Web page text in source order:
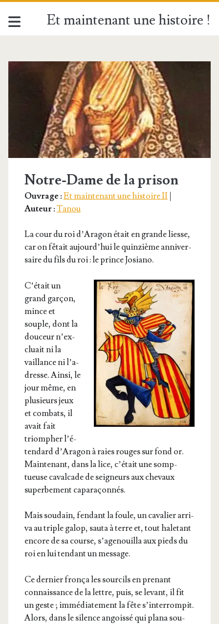
Et maintenant une histoire !
Catégorie :
<span>Tanou</
Notre-Dame de la prison
Ouvrage :Et maintenant une histoire II
Auteur :Tanou
La cour du roi d’A­ra­gon était en grande liesse,
car on fêtait aujourd’­hui le quin­zième anni­ver­
saire du fils du roi : le prince Josiano.
C’é­tait un
grand gar­çon,
mince et
souple, dont la
dou­ceur n’ex­
cluait ni la
vaillance ni l’a­
dresse. Ain­si, le
jour même, en
plu­sieurs jeux
et com­bats, il
avait fait
triom­pher l’é­
ten­dard d’A­ra­gon à raies rouges sur fond or.
Main­te­nant, dans la lice, c’é­tait une somp­
tueuse caval­cade de sei­gneurs aux che­vaux
super­be­ment caparaçonnés.
Mais sou­dain, fen­dant la foule, un cava­lier arri­
va au triple galop, sau­ta à terre et, tout hale­tant
encore de sa course, s’a­ge­nouilla aux pieds du
roi en lui ten­dant un message.
Ce der­nier fron­ça les sour­cils en pre­nant
connais­sance de la lettre, puis, se levant, il fit
un geste ; immé­dia­te­ment la fête s’in­ter­rom­pit.
Alors, dans le silence angois­sé qui pla­na sou­